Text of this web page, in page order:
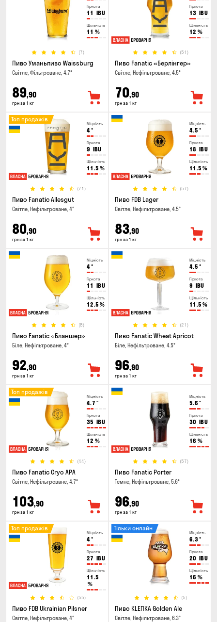
Гіркота
11 IBU
Щільність
11 %
(7)
Пиво Уманьпиво Waissburg
Світле, Фільтроване, 4.7°
89,90
грн за 1 кг
Гіркота
13 IBU
Щільність
12 %
(51)
Пиво Fanatic «Берлінгер»
Світле, Нефільтроване, 4.5°
70,90
грн за 1 кг
Міцність
4°
Гіркота
9 IBU
Щільність
11.5 %
(71)
Топ продажів
Пиво Fanatic Allesgut
Світле, Нефільтроване, 4°
80,90
грн за 1 кг
Міцність
4.5 °
Гіркота
18 IBU
Щільність
11.5 %
(57)
Пиво FDB Lager
Світле, Нефільтроване, 4.5°
83,90
грн за 1 кг
Міцність
4°
Гіркота
11 IBU
Щільність
12.5 %
(8)
Пиво Fanatic «Бланшер»
Біле, Нефільтроване, 4°
92,90
грн за 1 кг
Міцність
4.5 °
Гіркота
9 IBU
Щільність
11.5 %
(21)
Пиво Fanatic Wheat Apricot
Біле, Нефільтроване, 4.5°
96,90
грн за 1 кг
Міцність
4.7 °
Гіркота
35 IBU
Щільність
12 %
(44)
Топ продажів
Пиво Fanatic Cryo APA
Світле, Нефільтроване, 4.7°
103,90
грн за 1 кг
Міцність
5.6 °
Гіркота
30 IBU
Щільність
16 %
(57)
Пиво Fanatic Porter
Темне, Нефільтроване, 5.6°
96,90
грн за 1 кг
Міцність
4°
Гіркота
27 IBU
Щільність
11.5
%
(55)
Топ продажів
Пиво FDB Ukrainian Pilsner
Світле, Нефільтроване, 4°
Міцність
6.3°
Гіркота
20 IBU
Щільність
16 %
(5)
Тільки онлайн
Пиво KLEПКА Golden Ale
Світле, Нефільтроване, 6.3°